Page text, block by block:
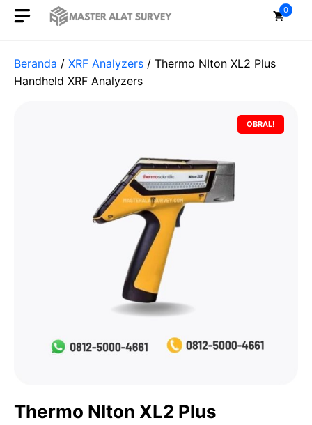
0
Beranda / XRF Analyzers / Thermo NIton XL2 Plus
Handheld XRF Analyzers
OBRAL!
Thermo NIton XL2 Plus